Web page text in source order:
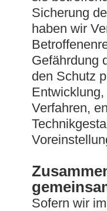
Sicherung
haben wir
Gefährdung
den Schutz
Verfahren,
Sofern wir